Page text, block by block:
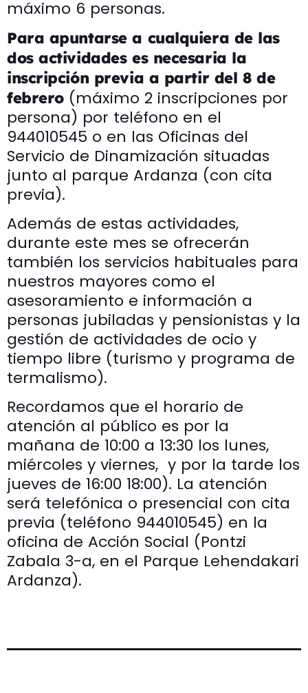
máximo 6 personas.
Para apuntarse a cualquiera de las
dos actividades es necesaria la
inscripción previa a partir del 8 de
febrero(máximo 2 inscripciones por
persona) por teléfono en el
944010545 o en las Oficinas del
Servicio de Dinamización situadas
junto al parque Ardanza (con cita
previa).
Además de estas actividades,
durante este mes se ofrecerán
también los servicios habituales para
nuestros mayores como el
asesoramiento e información a
personas jubiladas y pensionistas y la
gestión de actividades de ocio y
tiempo libre (turismo y programa de
termalismo).
Recordamos que el horario de
atención al público es por la
mañana de 10:00 a 13:30 los lunes,
miércoles y viernes, y por la tarde los
jueves de 16:00 18:00). La atención
será telefónica o presencial con cita
previa (teléfono 944010545) en la
oficina de Acción Social (Pontzi
Zabala 3-a, en el Parque Lehendakari
Ardanza).